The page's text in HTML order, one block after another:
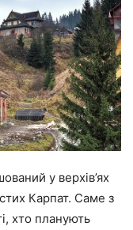
у верхів’ях
Карпат. Саме з
хто планують